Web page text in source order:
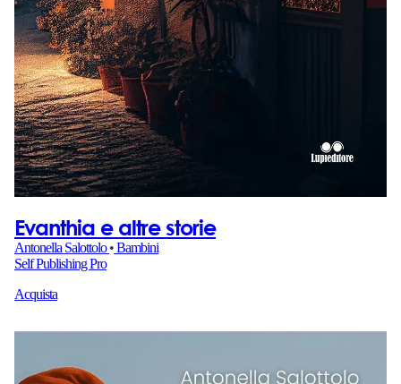
Evanthia e altre storie
Antonella Salottolo•Bambini
Self Publishing Pro
Acquista